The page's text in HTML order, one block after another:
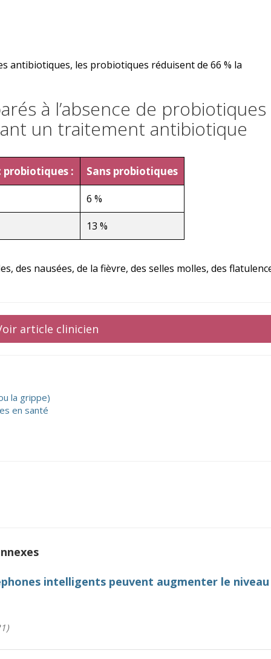
antibiotiques, les probiotiques réduisent de 66 % la
à l’absence de probiotiques
un traitement antibiotique
probiotiques : Sans probiotiques
6 %
13 %
des nausées, de la fièvre, des selles molles, des
article clinicien
la grippe)
en santé
intelligents peuvent augmenter le niveau